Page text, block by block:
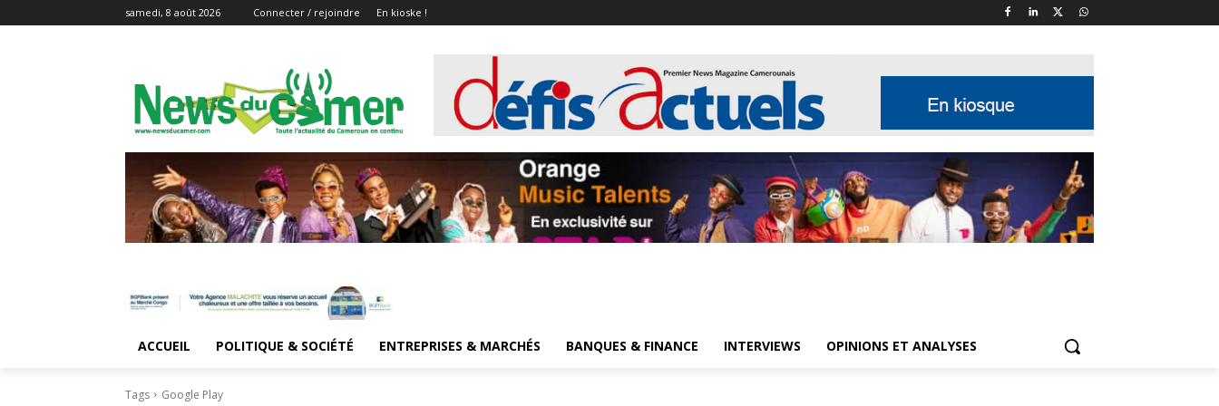
samedi, 8 août 2026 Connecter / rejoindre En kioske !
ACCUEIL POLITIQUE & SOCIÉTÉ ENTREPRISES & MARCHÉS BANQUES & FINANCE INTERVIEWS OPINIONS ET ANALYSES
Tags Google Play